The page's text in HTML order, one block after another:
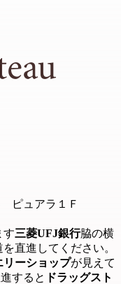
ピュアラ１Ｆ
す三菱UFJ銀行脇の横
直進してください。
リーショップが見えて
すると ドラッグスト